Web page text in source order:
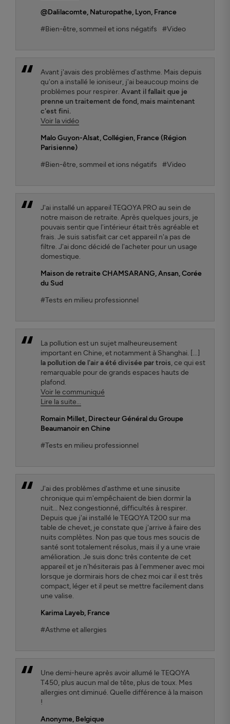
@Dalilacomte, Naturopathe, Lyon, France
#Bien-être, sommeil et ions négatifs
#Video
Avant j'avais des problèmes d'asthme. Mais depuis
qu'on a installé le ioniseur, j'ai beaucoup moins de
problèmes pour respirer. Avant il fallait que je
prenne un traitement de fond, mais maintenant
c'est fini.
Voir la vidéo
Malo Guyon-Alsat, Collégien, France (Région
Parisienne)
#Bien-être, sommeil et ions négatifs
#Video
J'ai installé un appareil TEQOYA PRO au sein de
notre maison de retraite. Après quelques jours, je
pouvais sentir que l'intérieur était très agréable et
frais. Je suis satisfait car cet appareil n'a pas de
filtre. J'ai donc décidé de l'acheter pour un usage
domestique.
Maison de retraite CHAMSARANG,Ansan, Corée
du Sud
#Tests en milieu professionnel
La pollution est un sujet malheureusement
important en Chine, et notamment à Shanghai. [...]
la pollution de l'air a été divisée par trois, ce qui est
remarquable pour de grands espaces hauts de
plafond.
Voir le communiqué
Lire la suite...
Romain Millet, Directeur Général du Groupe
Beaumanoir en Chine
#Tests en milieu professionnel
J'ai des problèmes d'asthme et une sinusite
chronique qui m'empêchaient de bien dormir la
nuit... Nez congestionné, difficultés à respirer.
Depuis que j'ai installé le TEQOYA T200 sur ma
table de chevet, je constate que j'arrive à faire des
nuits complètes. Non pas que tous mes soucis de
santé sont totalement résolus, mais il y a une vraie
amélioration. Je suis donc très contente de cet
appareil et je n'hésiterais pas à l'emmener avec moi
lorsque je dormirais hors de chez moi car il est très
compact, léger et il peut se mettre facilement dans
une valise.
Karima Layeb, France
#Asthme et allergies
Une demi-heure après avoir allumé le TEQOYA
T450, plus aucun mal de tête, plus de toux. Mes
allergies ont diminué. Quelle différence à la maison
!
Anonyme, Belgique